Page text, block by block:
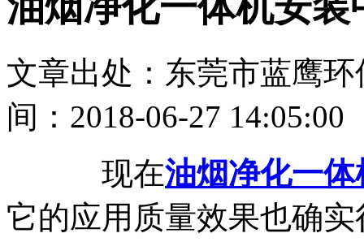
文章出处：东莞市蓝鹰
间：2018-06-27 14:05:00
现在油烟净化一体
它的应用质量效果也确